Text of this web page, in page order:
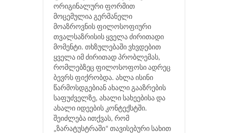
ორიგინალური ფორმით
მოცემულია გერმანელი
მოაზროვნის ფილოსოფიური
თვალსაზრისის ყველა ძირითადი
მომენტი. თხზულებაში ვხვდებით
ყველა იმ ძირითად პრობლემას,
რომლებზეც ფილოსოფოსი ადრეც
ბევრს ფიქრობდა. ახლა ისინი
წარმოსდგებიან ახალი გააზრების
საფუძველზე, ახალი სახეებისა და
ახალი იდეების კონტექსტში.
შეიძლება ითქვას, რომ
„ზარატუსტრაში“ თავისებური სახით